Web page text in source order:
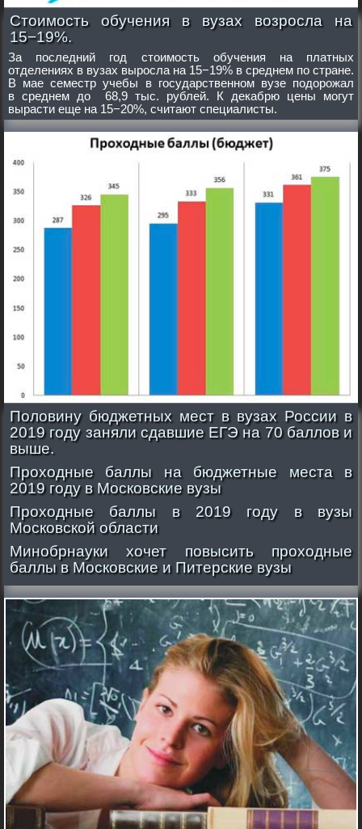
Стоимость обучения в вузах возросла на
15−19%.
За последний год стоимость обучения на платных
отделениях в вузах выросла на 15−19% в среднем по стране.
В мае семестр учебы в государственном вузе подорожал
в среднем до 68,9 тыс. рублей. К декабрю цены могут
вырасти еще на 15−20%, считают специалисты.
Половину бюджетных мест в вузах России в
2019 году заняли сдавшие ЕГЭ на 70 баллов и
выше.
Проходные баллы на бюджетные места в
2019 году в Московские вузы
Проходные баллы в 2019 году в вузы
Московской области
Минобрнауки хочет повысить проходные
баллы в Московские и Питерские вузы